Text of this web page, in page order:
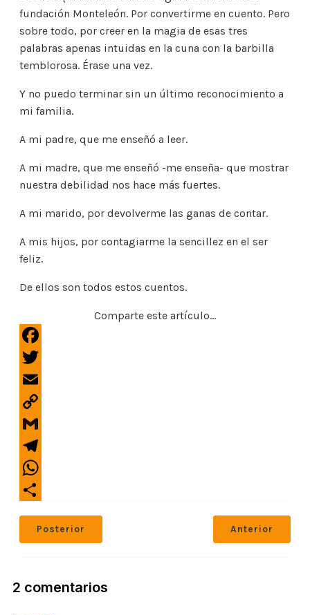
fundación Monteleón. Por convertirme en cuento. Pero
sobre todo, por creer en la magia de esas tres
palabras apenas intuidas en la cuna con la barbilla
temblorosa. Érase una vez.
Y no puedo terminar sin un último reconocimiento a
mi familia.
A mi padre, que me enseñó a leer.
A mi madre, que me enseñó -me enseña- que mostrar
nuestra debilidad nos hace más fuertes.
A mi marido, por devolverme las ganas de contar.
A mis hijos, por contagiarme la sencillez en el ser
feliz.
De ellos son todos estos cuentos.
Comparte este artículo...
F
a
c
e
b
k
T
t
t
e
r
E
m
a
C
y
L
i
n
G
m
a
T
l
e
r
m
W
h
a
p
m
r
Posterior Anterior
2 comentarios